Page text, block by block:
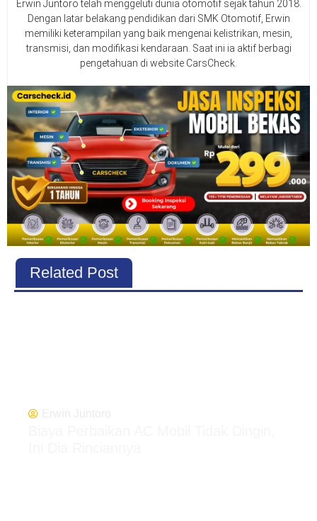
Erwin Juntoro telah menggeluti dunia otomotif sejak tahun 2018.
Dengan latar belakang pendidikan dari SMK Otomotif, Erwin
memiliki keterampilan yang baik mengenai kelistrikan, mesin,
transmisi, dan modifikasi kendaraan. Saat ini ia aktif berbagi
pengetahuan di website CarsCheck.
Related Post